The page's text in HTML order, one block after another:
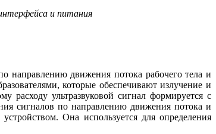
и питания
направлению движения потока рабочего те­ла и
которые обеспечивают излучение и
ультразвуковой сигнал формируется с
сигналов по направлению движения потока и
Она используется для определения